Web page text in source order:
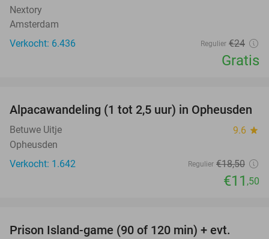
Nextory
Amsterdam
Verkocht: 6.436
Regulier €24
Gratis
38%
Alpacawandeling (1 tot 2,5 uur) in Opheusden
Betuwe Uitje 9.6 star
Opheusden
Verkocht: 1.642
Regulier €18,50
€11 ,50
Prison Island-game (90 of 120 min) + evt.